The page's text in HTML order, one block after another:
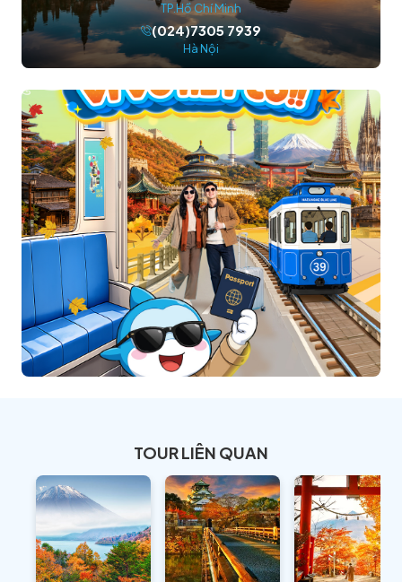
TP.Hồ Chí Minh
(024)7305 7939
Hà Nội
TOUR LIÊN QUAN